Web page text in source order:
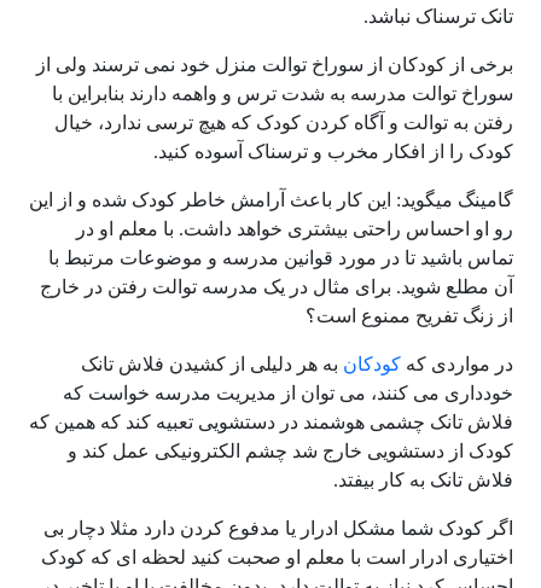
تانک ترسناک نباشد.
برخی از کودکان از سوراخ توالت منزل خود نمی ترسند ولی از
سوراخ توالت مدرسه به شدت ترس و واهمه دارند بنابراین با
رفتن به توالت و آگاه کردن کودک که هیچ ترسی ندارد، خیال
کودک را از افکار مخرب و ترسناک آسوده کنید.
گامینگ میگوید: این کار باعث آرامش خاطر کودک شده و از این
رو او احساس راحتی بیشتری خواهد داشت. با معلم او در
تماس باشید تا در مورد قوانین مدرسه و موضوعات مرتبط با
آن مطلع شوید. برای مثال در یک مدرسه توالت رفتن در خارج
از زنگ تفریح ممنوع است؟
در مواردی که کودکان به هر دلیلی از کشیدن فلاش تانک
خودداری می کنند، می توان از مدیریت مدرسه خواست که
فلاش تانک چشمی هوشمند در دستشویی تعبیه کند که همین که
کودک از دستشویی خارج شد چشم الکترونیکی عمل کند و
فلاش تانک به کار بیفتد.
اگر کودک شما مشکل ادرار یا مدفوع کردن دارد مثلا دچار بی
اختیاری ادرار است با معلم او صحبت کنید لحظه ای که کودک